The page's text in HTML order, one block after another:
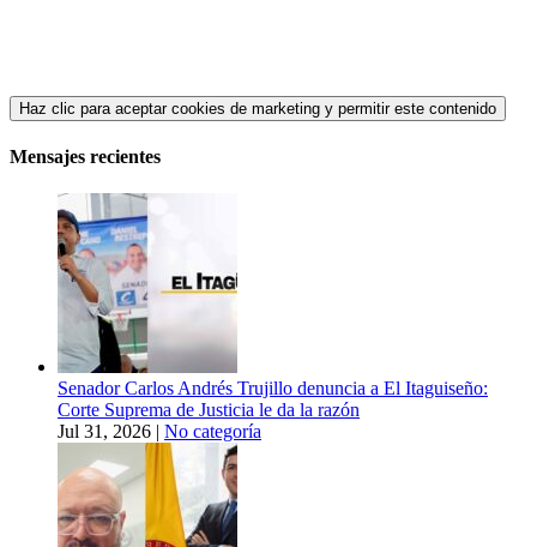
Haz clic para aceptar cookies de marketing y permitir este contenido
Mensajes recientes
Senador Carlos Andrés Trujillo denuncia a El Itaguiseño:
Corte Suprema de Justicia le da la razón
Jul 31, 2026 | No categoría